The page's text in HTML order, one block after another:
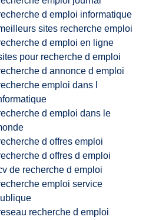
d emploi informatique
sites recherche emploi
d emploi en ligne
pour recherche d emploi
d annonce d emploi
emploi dans l
d emploi dans le
d offres emploi
d offres d emploi
de recherche d emploi
emploi service
recherche d emploi